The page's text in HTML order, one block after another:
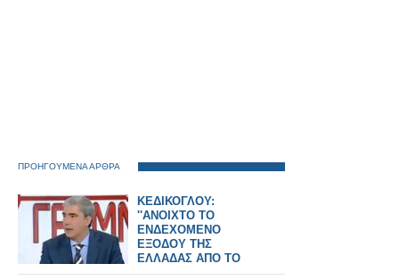
ΠΡΟΗΓΟΥΜΕΝΑ ΑΡΘΡΑ
ΚΕΔΙΚΟΓΛΟΥ:
''ΑΝΟΙΧΤΟ ΤΟ
ΕΝΔΕΧΟΜΕΝΟ
ΕΞΟΔΟΥ ΤΗΣ
ΕΛΛΑΔΑΣ ΑΠΟ ΤΟ
ΕΥΡΩ'' (VIDEO)